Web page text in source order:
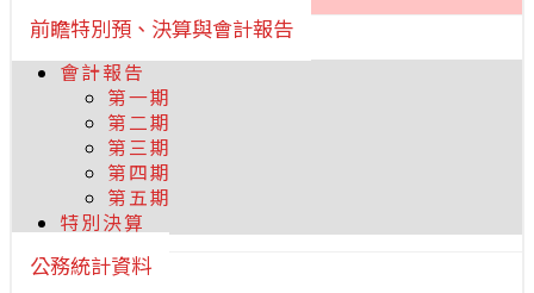
前瞻特別預、決算與會計報告
會計報告
第一期
第二期
第三期
第四期
第五期
特別決算
公務統計資料